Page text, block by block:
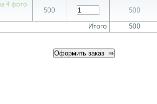
4 фото
500 500
Итого 500